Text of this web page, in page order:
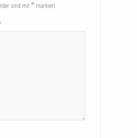
sind mit * markiert